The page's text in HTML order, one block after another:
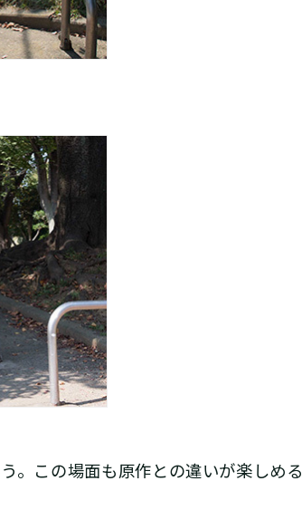
。この場面も原作との違いが楽しめる